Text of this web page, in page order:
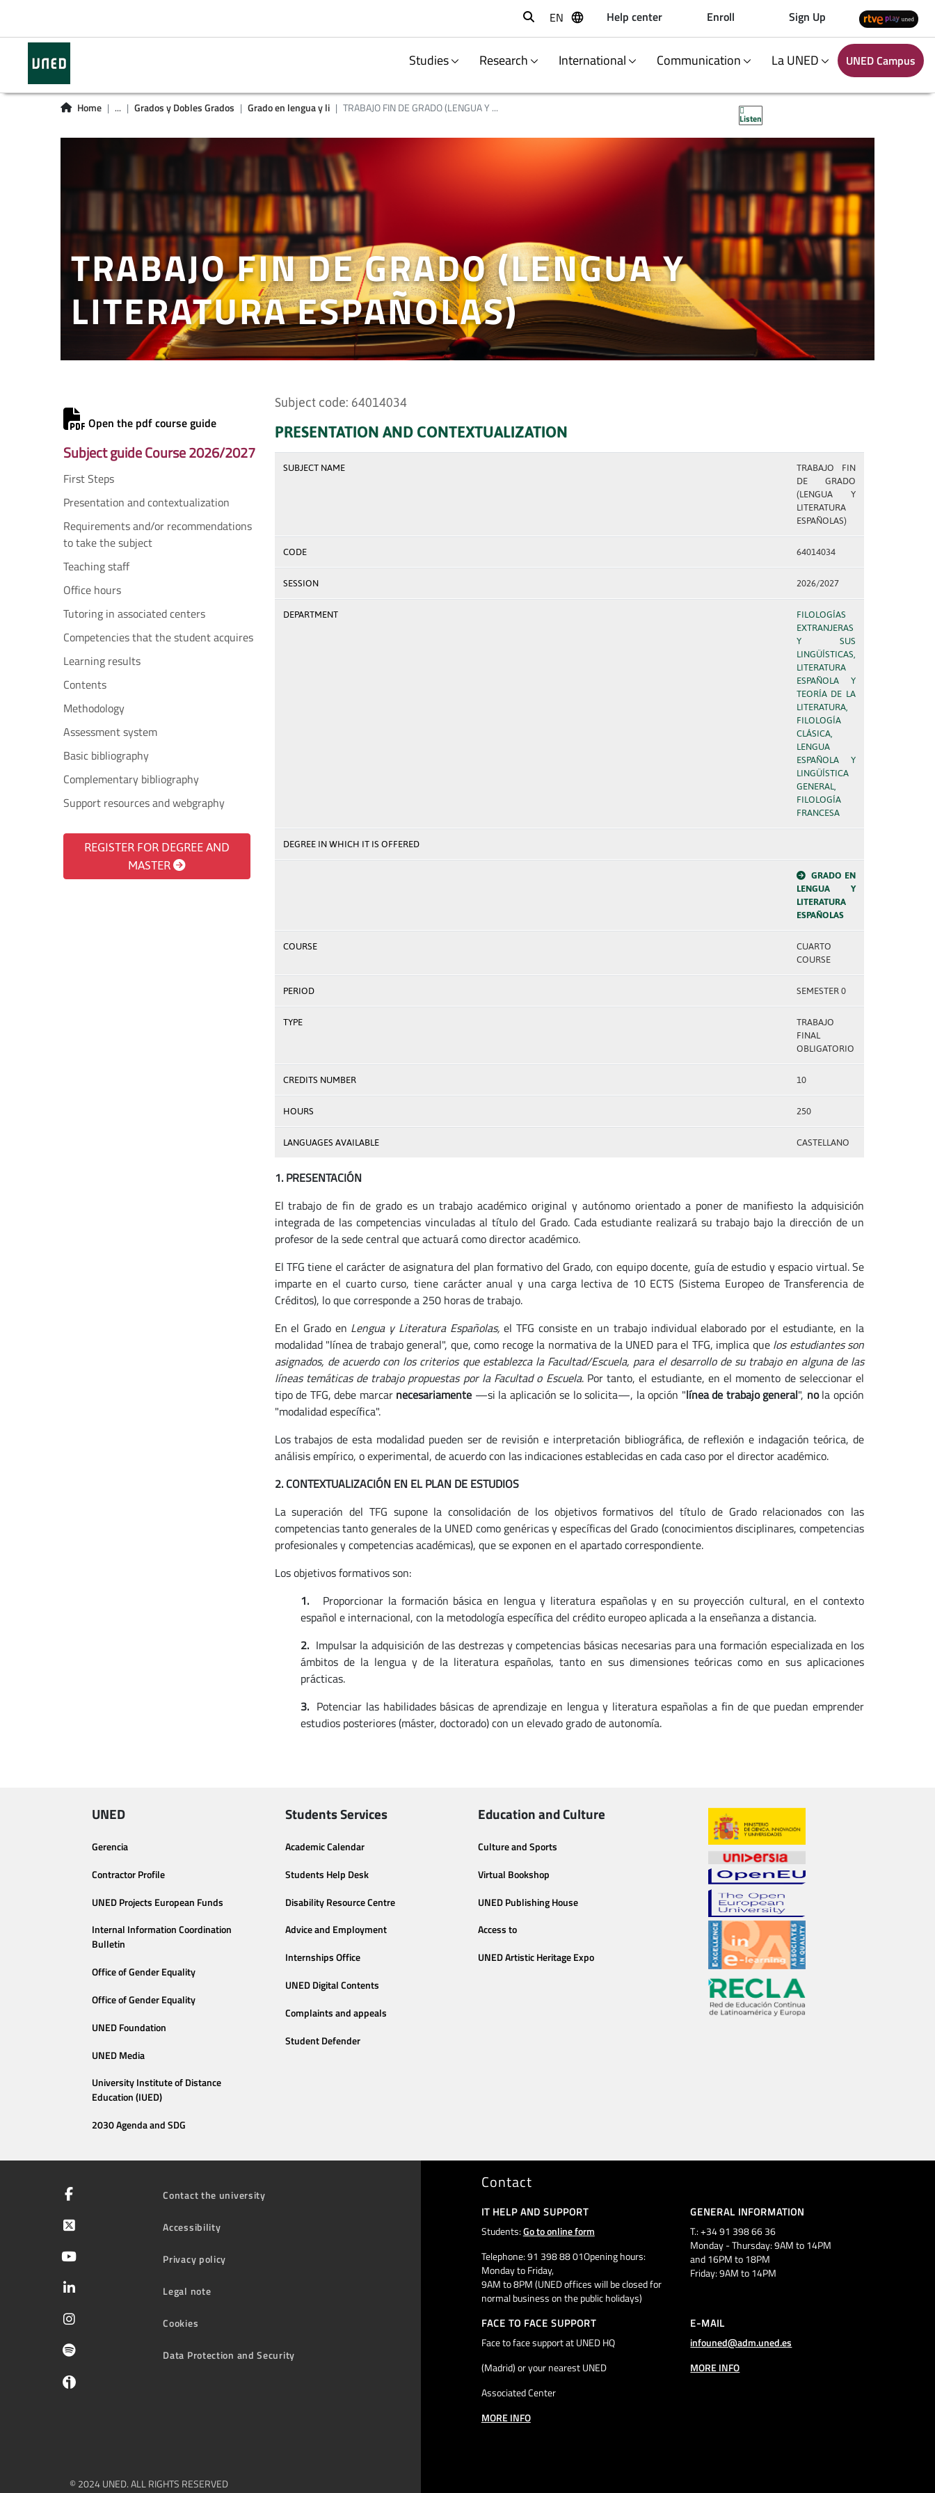
Buscar
EN Help center Enroll Sign Up
Studies Research International Communication La UNED UNED Campus
Home ... Grados y Dobles Grados Grado en lengua y li TRABAJO FIN DE GRADO (LENGUA Y ...
Listen
TRABAJO FIN DE GRADO (LENGUA Y
LITERATURA ESPAÑOLAS)
Open the pdf course guide
Subject guide Course 2026/2027
First Steps
Presentation and contextualization
Requirements and/or recommendations
to take the subject
Teaching staff
Office hours
Tutoring in associated centers
Competencies that the student acquires
Learning results
Contents
Methodology
Assessment system
Basic bibliography
Complementary bibliography
Support resources and webgraphy
REGISTER FOR DEGREE AND
MASTER
Subject code: 64014034
PRESENTATION AND CONTEXTUALIZATION
SUBJECT NAME
TRABAJO FIN
DE GRADO
(LENGUA Y
LITERATURA
ESPAÑOLAS)
CODE 64014034
SESSION 2026/2027
DEPARTMENT
FILOLOGÍAS
EXTRANJERAS
Y SUS
LINGÜÍSTICAS,
LITERATURA
ESPAÑOLA Y
TEORÍA DE LA
LITERATURA,
FILOLOGÍA
CLÁSICA,
LENGUA
ESPAÑOLA Y
LINGÜÍSTICA
GENERAL,
FILOLOGÍA
FRANCESA
DEGREE IN WHICH IT IS OFFERED
GRADO EN
LENGUA Y
LITERATURA
ESPAÑOLAS
COURSE
CUARTO
COURSE
PERIOD SEMESTER 0
TYPE
TRABAJO
FINAL
OBLIGATORIO
CREDITS NUMBER 10
HOURS 250
LANGUAGES AVAILABLE CASTELLANO
1. PRESENTACIÓN
El trabajo de fin de grado es un trabajo académico original y autónomo orientado a poner de manifiesto la adquisición
integrada de las competencias vinculadas al título del Grado. Cada estudiante realizará su trabajo bajo la dirección de un
profesor de la sede central que actuará como director académico.
El TFG tiene el carácter de asignatura del plan formativo del Grado, con equipo docente, guía de estudio y espacio virtual. Se
imparte en el cuarto curso, tiene carácter anual y una carga lectiva de 10 ECTS (Sistema Europeo de Transferencia de
Créditos), lo que corresponde a 250 horas de trabajo.
En el Grado en Lengua y Literatura Españolas,el TFG consiste en un trabajo individual elaborado por el estudiante, en la
modalidad "línea de trabajo general", que, como recoge la normativa de la UNED para el TFG, implica que los estudiantes son
asignados, de acuerdo con los criterios que establezca la Facultad/Escuela, para el desarrollo de su trabajo en alguna de las
líneas temáticas de trabajo propuestas por la Facultad o Escuela. Por tanto, el estudiante, en el momento de seleccionar el
tipo de TFG, debe marcar necesariamente —si la aplicación se lo solicita—, la opción "línea de trabajo general", nola opción
"modalidad específica".
Los trabajos de esta modalidad pueden ser de revisión e interpretación bibliográfica, de reflexión e indagación teórica, de
análisis empírico, o experimental, de acuerdo con las indicaciones establecidas en cada caso por el director académico.
2. CONTEXTUALIZACIÓN EN EL PLAN DE ESTUDIOS
La superación del TFG supone la consolidación de los objetivos formativos del título de Grado relacionados con las
competencias tanto generales de la UNED como genéricas y específicas del Grado (conocimientos disciplinares, competencias
profesionales y competencias académicas), que se exponen en el apartado correspondiente.
Los objetivos formativos son:
1. Proporcionar la formación básica en lengua y literatura españolas y en su proyección cultural, en el contexto
español e internacional, con la metodología específica del crédito europeo aplicada a la enseñanza a distancia.
2. Impulsar la adquisición de las destrezas y competencias básicas necesarias para una formación especializada en los
ámbitos de la lengua y de la literatura españolas, tanto en sus dimensiones teóricas como en sus aplicaciones
prácticas.
3. Potenciar las habilidades básicas de aprendizaje en lengua y literatura españolas a fin de que puedan emprender
estudios posteriores (máster, doctorado) con un elevado grado de autonomía.
UNED
Gerencia
Contractor Profile
UNED Projects European Funds
Internal Information Coordination
Bulletin
Office of Gender Equality
Office of Gender Equality
UNED Foundation
UNED Media
University Institute of Distance
Education (IUED)
2030 Agenda and SDG
Students Services
Academic Calendar
Students Help Desk
Disability Resource Centre
Advice and Employment
Internships Office
UNED Digital Contents
Complaints and appeals
Student Defender
Education and Culture
Culture and Sports
Virtual Bookshop
UNED Publishing House
Access to
UNED Artistic Heritage Expo
Contact the university
Accessibility
Privacy policy
Legal note
Cookies
Data Protection and Security
© 2024 UNED. ALL RIGHTS RESERVED
Contact
IT HELP AND SUPPORT
Students:Go to online form
Telephone: 91 398 88 01Opening hours:
Monday to Friday,
9AM to 8PM (UNED offices will be closed for
normal business on the public holidays)
GENERAL INFORMATION
T.: +34 91 398 66 36
Monday - Thursday: 9AM to 14PM
and 16PM to 18PM
Friday: 9AM to 14PM
FACE TO FACE SUPPORT
Face to face support at UNED HQ
(Madrid) or your nearest UNED
Associated Center
MORE INFO
E-MAIL
infouned@adm.uned.es
MORE INFO